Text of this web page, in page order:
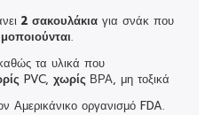
2 σακουλάκια για σνάκ που
.
τα υλικά που
PVC, χωρίς ΒΡΑ, μη τοξικά
Αμερικάνικο οργανισμό FDA.